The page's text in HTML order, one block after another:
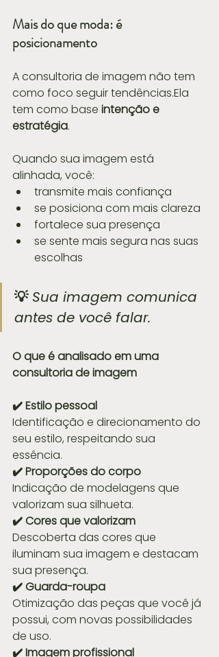
Mais do que moda: é
posicionamento
A consultoria de imagem não tem
como foco seguir tendências.Ela
tem como base intenção e
estratégia.
Quando sua imagem está
alinhada, você:
transmite mais confiança
se posiciona com mais clareza
fortalece sua presença
se sente mais segura nas suas
escolhas
💡 Sua imagem comunica
antes de você falar.
O que é analisado em uma
consultoria de imagem
✔️ Estilo pessoal
Identificação e direcionamento do
seu estilo, respeitando sua
essência.
✔️ Proporções do corpo
Indicação de modelagens que
valorizam sua silhueta.
✔️ Cores que valorizam
Descoberta das cores que
iluminam sua imagem e destacam
sua presença.
✔️ Guarda-roupa
Otimização das peças que você já
possui, com novas possibilidades
de uso.
✔️ Imagem profissional